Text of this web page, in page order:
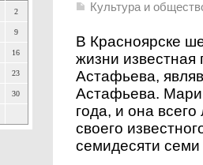
2
9
16
23
30
Культура и
В Красноярске
жизни
Астафьева,
Астафьева.
года, и она
своего
семидесяти семи